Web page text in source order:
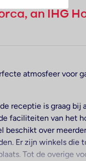
an IHG
atmosfeer voor
receptie is graag bij
faciliteiten van het
beschikt over
Er zijn winkels
Tot de overige